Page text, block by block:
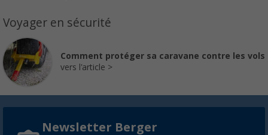
Voyager en sécurité
Comment protéger sa caravane contre les vols
vers l'article
Newsletter Berger